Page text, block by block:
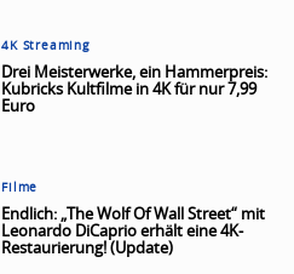
4K Streaming
Drei Meisterwerke, ein Hammerpreis:
Kubricks Kultfilme in 4K für nur 7,99
Euro
Filme
Endlich: „The Wolf Of Wall Street“ mit
Leonardo DiCaprio erhält eine 4K-
Restaurierung! (Update)